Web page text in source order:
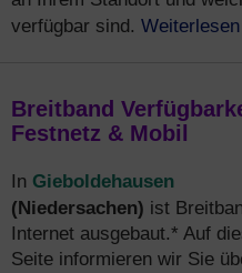
verfügbar sind. Weiterlesen
Breitband
Festnetz & Mobil
In Gieboldehausen
(Niedersachen) ist
Internet ausgebaut.* Auf
Seite informieren wir Sie